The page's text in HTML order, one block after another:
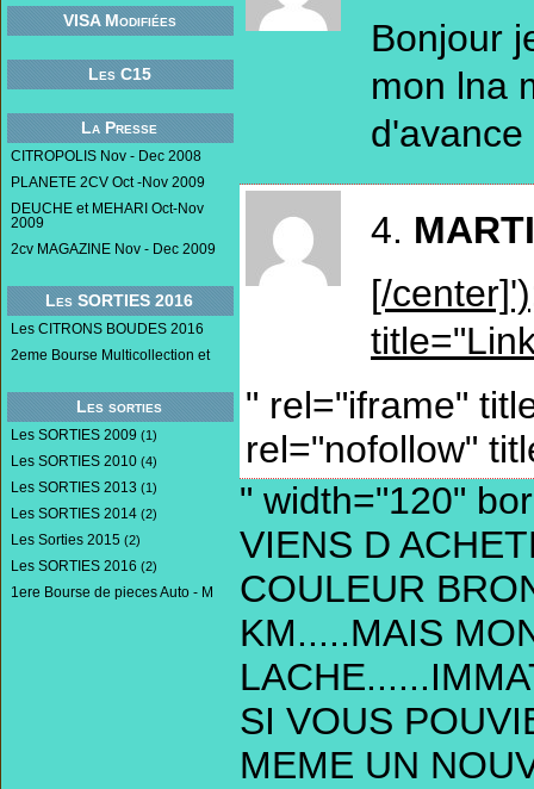
VISA Modifiées
Les C15
La Presse
CITROPOLIS Nov - Dec 2008
PLANETE 2CV Oct -Nov 2009
DEUCHE et MEHARI Oct-Nov
2009
2cv MAGAZINE Nov - Dec 2009
Les SORTIES 2016
Les CITRONS BOUDES 2016
2eme Bourse Multicollection et
Les sorties
Les SORTIES 2009 (1)
Les SORTIES 2010 (4)
Les SORTIES 2013 (1)
Les SORTIES 2014 (2)
Les Sorties 2015 (2)
Les SORTIES 2016 (2)
1ere Bourse de pieces Auto - M
Bonjour
mon lna
d'avance
4.
[/
" rel="iframe"
rel="nofollow"
" width="120"
VIENS D
COULEUR
KM.....MAIS
SI VOUS
MEME UN